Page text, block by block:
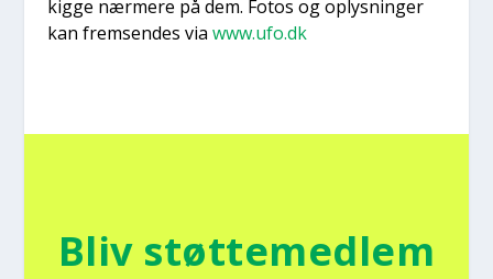
kig­ge nær­me­re på dem. Fotos og oplys­nin­ger
kan frem­sen­des via www.ufo.dk
Bliv støt­te­med­lem